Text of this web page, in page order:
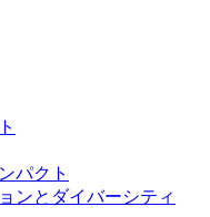
パクト
ンとダイバーシティ